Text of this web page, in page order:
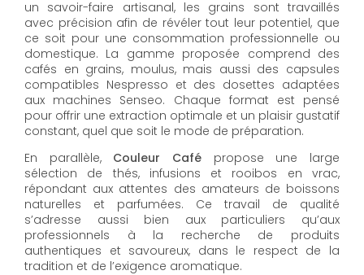
un savoir-faire artisanal, les grains sont travaillés
avec précision afin de révéler tout leur potentiel, que
ce soit pour une consommation professionnelle ou
domestique. La gamme proposée comprend des
cafés en grains, moulus, mais aussi des capsules
compatibles Nespresso et des dosettes adaptées
aux machines Senseo. Chaque format est pensé
pour offrir une extraction optimale et un plaisir gustatif
constant, quel que soit le mode de préparation.
En parallèle, Couleur Café propose une large
sélection de thés, infusions et rooibos en vrac,
répondant aux attentes des amateurs de boissons
naturelles et parfumées. Ce travail de qualité
s’adresse aussi bien aux particuliers qu’aux
professionnels à la recherche de produits
authentiques et savoureux, dans le respect de la
tradition et de l’exigence aromatique.